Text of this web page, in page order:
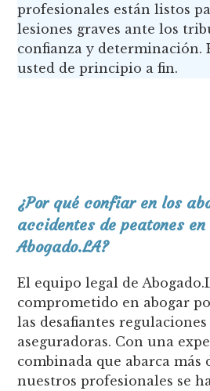
profesionales están listos
lesiones graves ante los
confianza y determinación.
usted de principio a fin.
¿Por qué confiar en los
accidentes de peatones en
Abogado.LA?
El equipo legal de
comprometido en abogar
las desafiantes regulaciones
aseguradoras. Con una
combinada que abarca más
nuestros profesionales se